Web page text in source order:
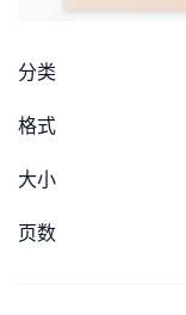
分类
格式
大小
页数